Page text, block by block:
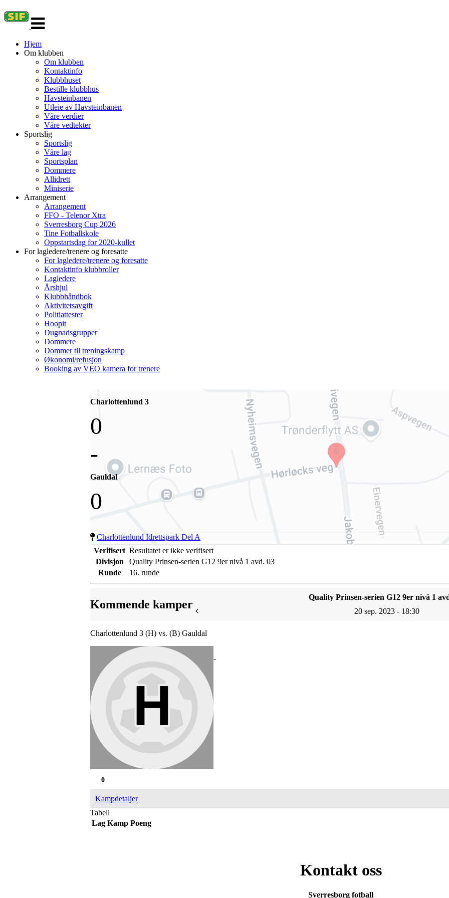
navigasjon
Hjem
Om klubben
Om klubben
Kontaktinfo
Klubbhuset
Bestille klubbhus
Havsteinbanen
Utleie av Havsteinbanen
Våre verdier
Våre vedtekter
Sportslig
Sportslig
Våre lag
Sportsplan
Dommere
Allidrett
Miniserie
Arrangement
Arrangement
FFO - Telenor Xtra
Sverresborg Cup 2026
Tine Fotballskole
Oppstartsdag for 2020-kullet
For lagledere/trenere og foresatte
For lagledere/trenere og foresatte
Kontaktinfo klubbroller
Lagledere
Årshjul
Klubbhåndbok
Aktivitetsavgift
Politiattester
Hoopit
Dugnadsgrupper
Dommere
Dommer til treningskamp
Økonomi/refusjon
Booking av VEO kamera for trenere
Charlottenlund 3
0
-
Gauldal
0
Charlottenlund Idrettspark Del A
Verifisert Resultatet er ikke verifisert
Divisjon
Quality Prinsen-serien G12 9er nivå 1 avd. 03
Runde
16. runde
Kommende kamper
Quality Prinsen-serien G12 9er nivå 1
20 sep. 2023 - 18:30
Charlottenlund 3 (H) vs. (B) Gauldal
-
0
Kampdetaljer
Tabell
Lag Kamp Poeng
Kontakt oss
Sverresborg fotball